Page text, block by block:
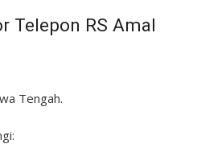
Telepon RS Amal
Tengah.